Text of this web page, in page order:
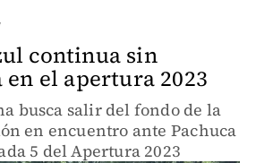
continua sin
el apertura 2023
busca salir del fondo de la
en encuentro ante Pachuca
5 del Apertura 2023